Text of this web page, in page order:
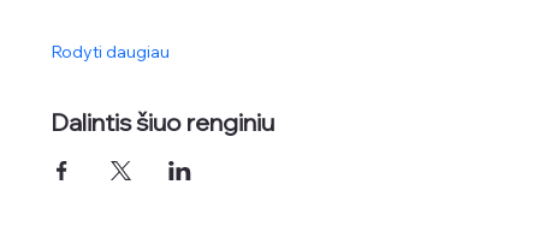
Rodyti daugiau
Dalintis šiuo renginiu